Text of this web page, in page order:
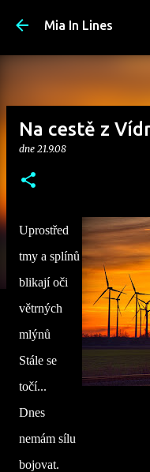
Mia In Lines
Na cestě z
dne 21.9.08
Uprostřed
tmy a splínů
blikají oči
větrných
mlýnů
Stále se
točí...
Dnes
nemám sílu
bojovat.